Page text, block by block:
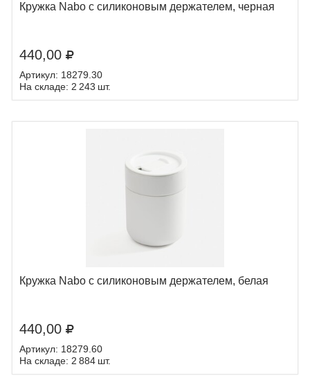
Кружка Nabo с силиконовым держателем, черная
440,00
Артикул: 18279.30
На складе: 2 243 шт.
Кружка Nabo с силиконовым держателем, белая
440,00
Артикул: 18279.60
На складе: 2 884 шт.